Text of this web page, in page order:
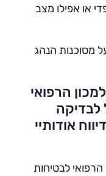
או אפילו מצב
מסוכנות הנהג
הרפואי
לבדיקה
אודותיי
לבטיחות